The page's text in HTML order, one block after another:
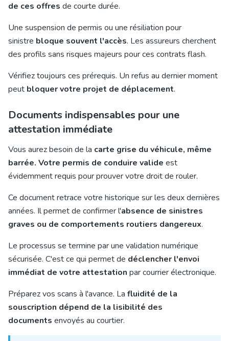
de ces offres de courte durée.
Une suspension de permis ou une résiliation pour
sinistre bloque souvent l'accès. Les assureurs cherchent
des profils sans risques majeurs pour ces contrats flash.
Vérifiez toujours ces prérequis. Un refus au dernier moment
peut bloquer votre projet de déplacement.
Documents indispensables pour une
attestation immédiate
Vous aurez besoin de la carte grise du véhicule, même
barrée. Votre permis de conduire valide est
évidemment requis pour prouver votre droit de rouler.
Ce document retrace votre historique sur les deux dernières
années. Il permet de confirmer l'absence de sinistres
graves ou de comportements routiers dangereux.
Le processus se termine par une validation numérique
sécurisée. C'est ce qui permet de déclencher l'envoi
immédiat de votre attestation par courrier électronique.
Préparez vos scans à l'avance. La fluidité de la
souscription dépend de la lisibilité des
documents envoyés au courtier.